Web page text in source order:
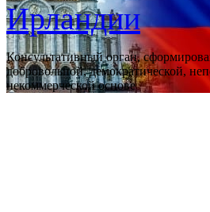
Ирландии
Консультативный орган,
добровольной, демократической,
некоммерческой основе